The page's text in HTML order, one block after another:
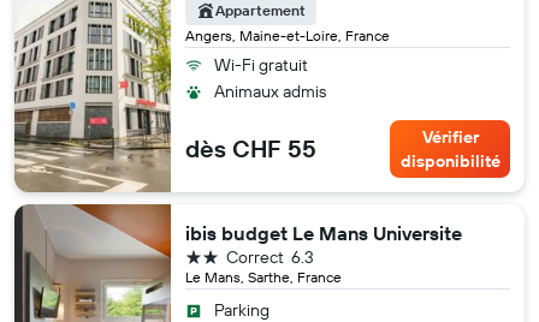
Angers, Maine-et-Loire, France
Appartement
Wi-Fi gratuit
Animaux admis
dès CHF 55
Vérifier
disponibilité
ibis budget Le Mans Universite
Le Mans, Sarthe, France
6.3
Correct
2 étoiles
Parking